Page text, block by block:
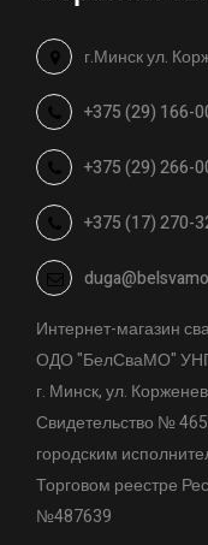
г.Минск ул.
+375 (29) 166-
+375 (29) 266-
+375 (17) 270-
Интернет-магазин
ОДО "БелСваМО"
г. Минск, ул.
Свидетельство №
городским
Торговом реестре
№487639